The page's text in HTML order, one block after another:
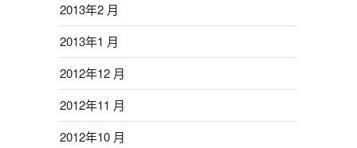
2013年2 月
2013年1 月
2012年12 月
2012年11 月
2012年10 月